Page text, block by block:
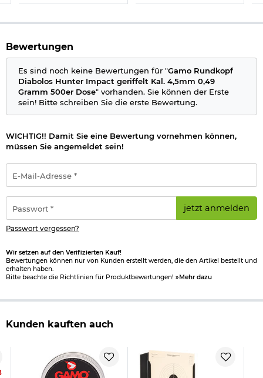
Bewertungen
Es sind noch keine Bewertungen für "Gamo Rundkopf
Diabolos Hunter Impact geriffelt Kal. 4,5mm 0,49
Gramm 500er Dose" vorhanden. Sie können der Erste
sein! Bitte schreiben Sie die erste Bewertung.
WICHTIG!! Damit Sie eine Bewertung vornehmen können,
müssen Sie angemeldet sein!
Mail-
Adresse
*
jetzt anmelden
Passwort vergessen?
Wir setzen auf den Verifizierten Kauf!
Bewertungen können nur von Kunden erstellt werden, die den Artikel bestellt und
erhalten haben.
Bitte beachte die Richtlinien für Produktbewertungen! »Mehr dazu
Kunden kauften auch